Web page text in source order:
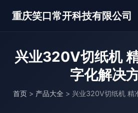
重庆笑口常开科技有限公司
兴业320V切纸机
字化解决
首页 > 产品大全 > 兴业320V切纸机 精